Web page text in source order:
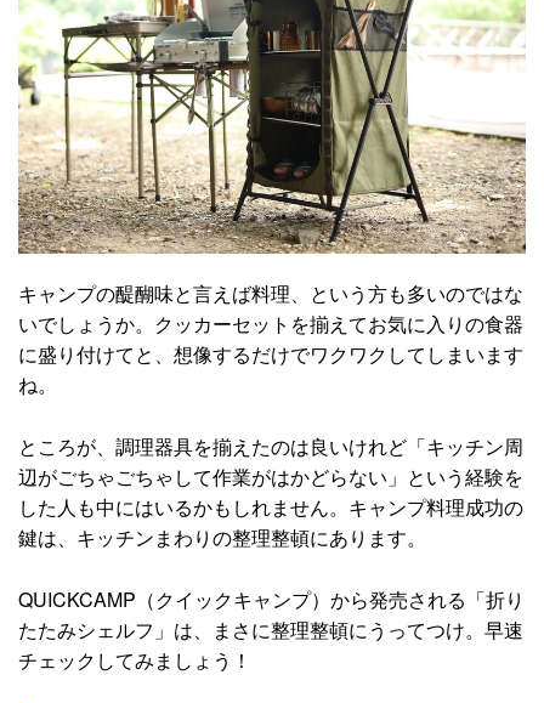
キャンプの醍醐味と言えば料理、という方も多いのではな
いでしょうか。クッカーセットを揃えてお気に入りの食器
に盛り付けてと、想像するだけでワクワクしてしまいます
ね。
ところが、調理器具を揃えたのは良いけれど「キッチン周
辺がごちゃごちゃして作業がはかどらない」という経験を
した人も中にはいるかもしれません。キャンプ料理成功の
鍵は、キッチンまわりの整理整頓にあります。
QUICKCAMP（クイックキャンプ）から発売される「折り
たたみシェルフ」は、まさに整理整頓にうってつけ。早速
チェックしてみましょう！